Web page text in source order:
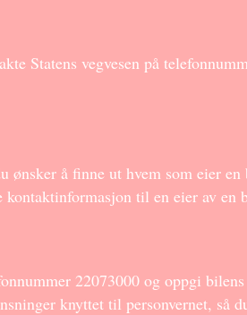
Statens vegvesen på
å finne ut hvem som eier
til en eier av en
22073000 og oppgi
knyttet til personvernet, så